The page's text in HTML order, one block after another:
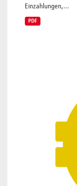
Einzahlungen,...
PDF